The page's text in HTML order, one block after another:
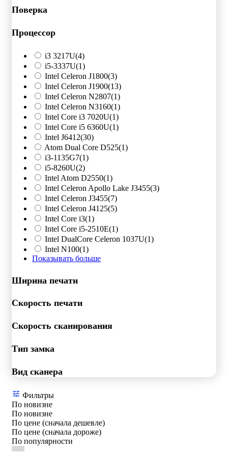
Поверка
Процессор
i3 3217U(4)
i5-3337U(1)
Intel Celeron J1800(3)
Intel Celeron J1900(13)
Intel Celeron N2807(1)
Intel Celeron N3160(1)
Intel Core i3 7020U(1)
Intel Core i5 6360U(1)
Intel J6412(30)
Atom Dual Core D525(1)
i3-1135G7(1)
i5-8260U(2)
Intel Atom D2550(1)
Intel Celeron Apollo Lake J3455(3)
Intel Celeron J3455(7)
Intel Celeron J4125(5)
Intel Core i3(1)
Intel Core i5-2510E(1)
Intel DualCore Celeron 1037U(1)
Intel N100(1)
Показывать больше
Ширина печати
Скорость печати
Скорость сканирования
Тип замка
Вид сканера
Фильтры
По новизне
По новизне
По цене (сначала дешевле)
По цене (сначала дороже)
По популярности